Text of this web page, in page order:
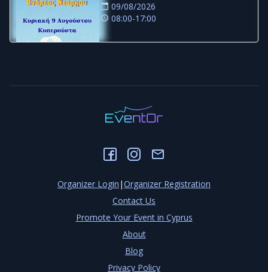
09/08/2026
08:00-17:00
Organizer Login |Organizer Registration
Contact Us
Promote Your Event in Cyprus
About
Blog
Privacy Policy